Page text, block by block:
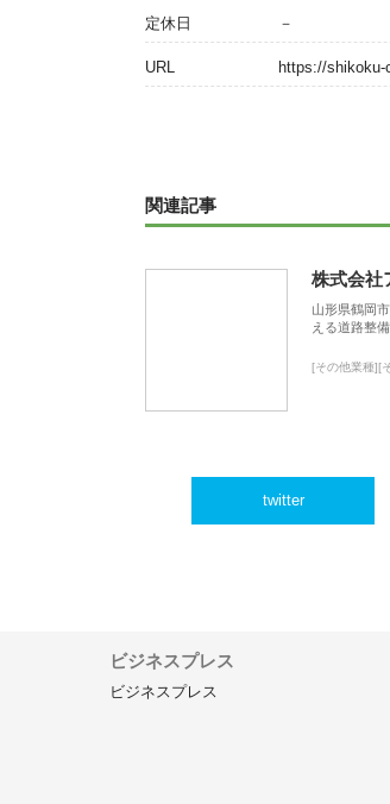
定休日 －
URL https://
関連記事
株式会社
山形県鶴岡
える道路整
[その他業種][
twitter
ビジネスプレス
ビジネスプレス